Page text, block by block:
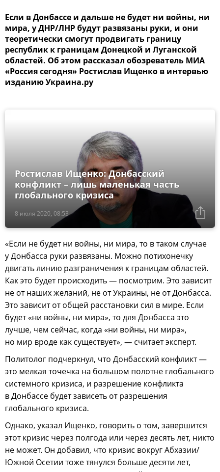
Если в Донбассе и дальше не будет ни войны, ни
мира, у ДНР/ЛНР будут развязаны руки, и они
теоретически смогут продвигать границу
республик к границам Донецкой и Луганской
областей. Об этом рассказал обозреватель МИА
«Россия сегодня» Ростислав Ищенко в интервью
изданию Украина.ру
8 июля 2020, 08:53
Ростислав Ищенко: Донбасский
конфликт – лишь маленькая часть
глобального кризиса
«Если не будет ни войны, ни мира, то в таком случае
у Донбасса руки развязаны. Можно потихонечку
двигать линию разграничения к границам областей.
Как это будет происходить — посмотрим. Это зависит
не от наших желаний, не от Украины, не от Донбасса.
Это зависит от общей расстановки сил в мире. Если
будет «ни войны, ни мира», то для Донбасса это
лучше, чем сейчас, когда «ни войны, ни мира»,
но мир вроде как существует», — считает эксперт.
Политолог подчеркнул, что Донбасский конфликт —
это мелкая точечка на большом полотне глобального
системного кризиса, и разрешение конфликта
в Донбассе будет зависеть от разрешения
глобального кризиса.
Однако, указал Ищенко, говорить о том, завершится
этот кризис через полгода или через десять лет, никто
не может. Он добавил, что кризис вокруг Абхазии/
Южной Осетии тоже тянулся больше десяти лет,